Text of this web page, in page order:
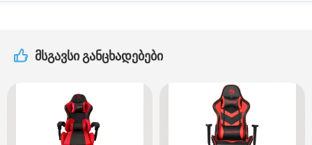
მსგავსი განცხადებები